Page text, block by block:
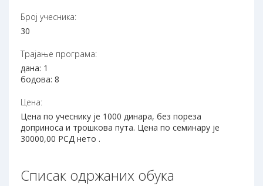
Број учесника:
30
Трајање програма:
дана: 1
бодова: 8
Цена:
Цена по учеснику је 1000 динара, без пореза
доприноса и трошкова пута. Цена по семинару је
30000,00 РСД нето .
Списак одржаних обука